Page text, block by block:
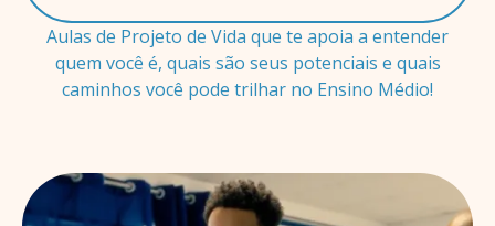
Aulas de Projeto de Vida que te apoia a entender
quem você é, quais são seus potenciais e quais
caminhos você pode trilhar no Ensino Médio!